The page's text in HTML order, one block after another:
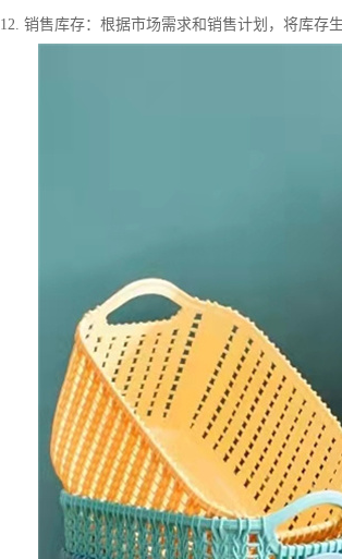
12. 销售库存：根据市场需求和销售计划，将库存